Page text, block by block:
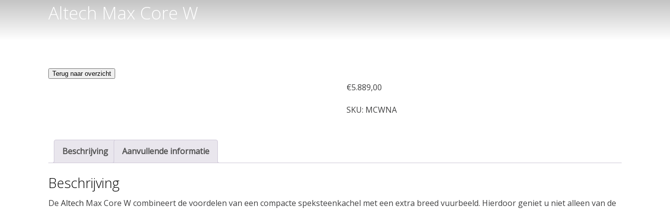
Altech Max Core W
Terug naar overzicht
€5.889,00
SKU: MCWNA
Beschrijving Aanvullende informatie
Beschrijving
De Altech Max Core W combineert de voordelen van een compacte speksteenkachel met een extra breed vuurbeeld. Hierdoor geniet u niet alleen van de